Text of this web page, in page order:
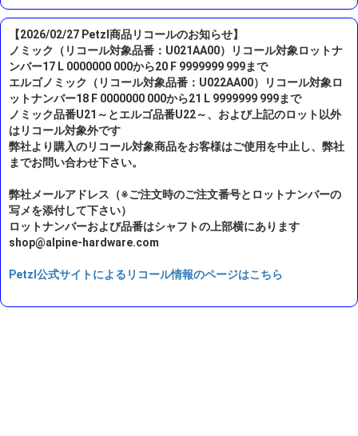
【2026/02/27 Petzl商品リコールのお知らせ】
ノミック（リコール対象品番：U021AA00）リコール対象ロットナ
ンバー17 L 0000000 000から20 F 9999999 999まで
エルゴノミック（リコール対象品番：U022AA00）リコール対象ロ
ットナンバー18 F 0000000 000から21 L 9999999 999まで
ノミック品番U21～とエルゴ品番U22～、および上記のロット以外
はリコール対象外です
弊社より購入のリコール対象商品をお客様はご使用を中止し、弊社
までお問い合わせ下さい。
弊社メールアドレス（※ご注文時のご注文番号とロットナンバーの
写メを添付して下さい）
ロットナンバーおよび品番はシャフトの上部横にあります
shop@alpine-hardware.com
Petzl公式サイトによるリコール情報のページはこちら